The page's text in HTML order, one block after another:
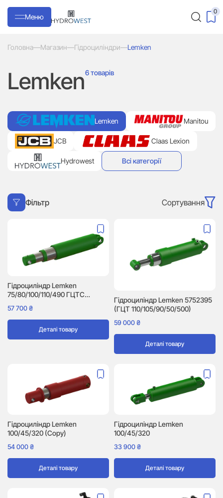
Меню
0
Головна—Магазин—Гідроциліндри—Lemken
Lemken6 товарів
Manitou
JCB Claas Lexion
Lemken
Hydrowest Всі категорії
Фільтр Сортування
Гідроциліндр Lemken
75/80/100/110/490 ГЦТС
57 700₴
Деталі товару
Гідроциліндр Lemken 5752395
(ГЦТ 110/105/90/50/500)
59 000₴
Деталі товару
Гідроциліндр Lemken
100/45/320 (Copy)
54 000₴
Деталі товару
Гідроциліндр Lemken
100/45/320
33 900₴
Деталі товару